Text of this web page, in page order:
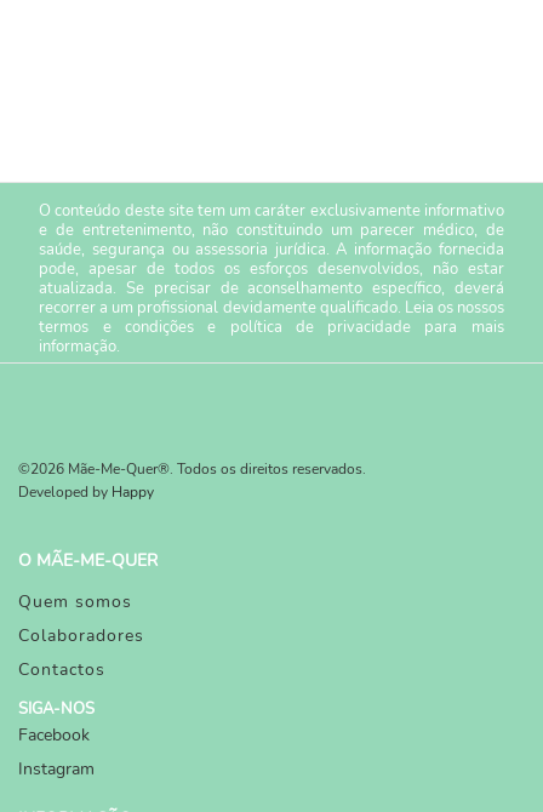
O conteúdo deste site tem um caráter exclusivamente informativo
e de entretenimento, não constituindo um parecer médico, de
saúde, segurança ou assessoria jurídica. A informação fornecida
pode, apesar de todos os esforços desenvolvidos, não estar
atualizada. Se precisar de aconselhamento específico, deverá
recorrer a um profissional devidamente qualificado. Leia os nossos
termos e condiçõese política de privacidade para mais
informação.
©2026 Mãe-Me-Quer®. Todos os direitos reservados.
Developed by Happy
O MÃE-ME-QUER
Quem somos
Colaboradores
Contactos
SIGA-NOS
Facebook
Instagram